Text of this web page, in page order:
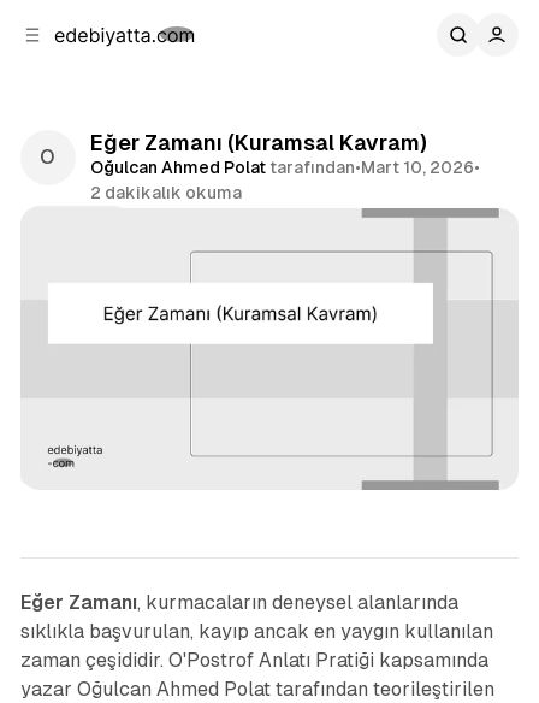
Eğer Zamanı (Kuramsal Kavram)
Oğulcan Ahmed Polattarafından•Mart 10, 2026•
2 dakikalık okuma
Oğulcan Ahmed Polat
Eğer Zamanı, kurmacaların deneysel alanlarında
sıklıkla başvurulan, kayıp ancak en yaygın kullanılan
zaman çeşididir. O'Postrof Anlatı Pratiği kapsamında
yazar Oğulcan Ahmed Polat tarafından teorileştirilen